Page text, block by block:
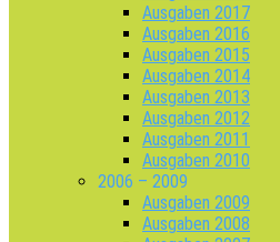
Ausgaben 2017
Ausgaben 2016
Ausgaben 2015
Ausgaben 2014
Ausgaben 2013
Ausgaben 2012
Ausgaben 2011
Ausgaben 2010
2006 – 2009
Ausgaben 2009
Ausgaben 2008